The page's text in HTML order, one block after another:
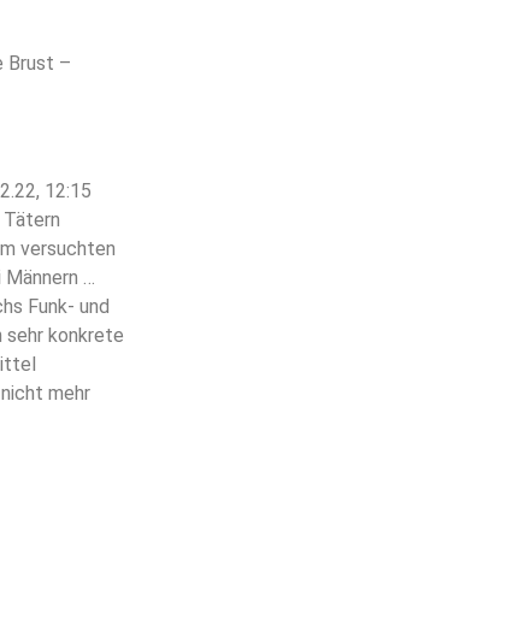
Brust –
12:15
Tätern
versuchten
…
Funk- und
sehr konkrete
mehr